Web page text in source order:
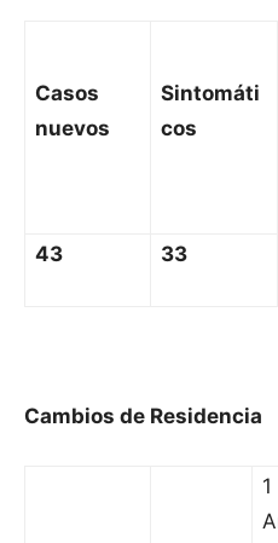
Casos
nuevos
Sintomáti
cos
43 33
Cambios de Residencia